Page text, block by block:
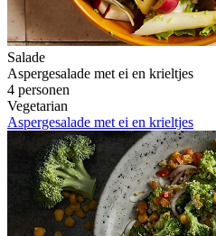
Salade
Aspergesalade met ei en krieltjes
4 personen
Vegetarian
Aspergesalade met ei en krieltjes